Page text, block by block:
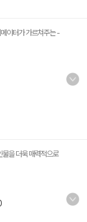
이터가 가르쳐주는-
물을 더욱 매력적으로